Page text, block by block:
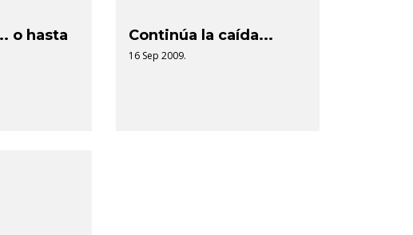
o hasta
Continúa la caída...
16 Sep 2009.